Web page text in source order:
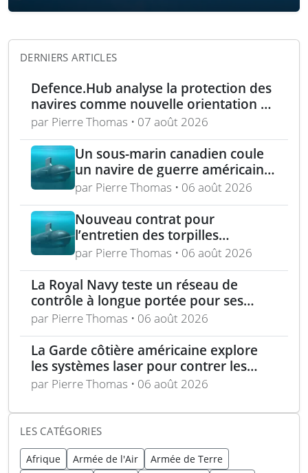
DERNIERS ARTICLES
Defence.Hub analyse la protection des
navires comme nouvelle orientation du
système MACS
par Pierre Thomas • 07 août 2026
Un sous-marin canadien coule
un navire de guerre américain
lors de l’exercice RIMPAC 2026
par Pierre Thomas • 06 août 2026
Nouveau contrat pour
l’entretien des torpilles
Spearfish et Sting Ray de la
Royal Navy
par Pierre Thomas • 06 août 2026
La Royal Navy teste un réseau de
contrôle à longue portée pour ses
drones
par Pierre Thomas • 06 août 2026
La Garde côtière américaine explore
les systèmes laser pour contrer les
menaces maritimes
par Pierre Thomas • 06 août 2026
LES CATÉGORIES
Afrique Armée de l'Air
Armée de Terre